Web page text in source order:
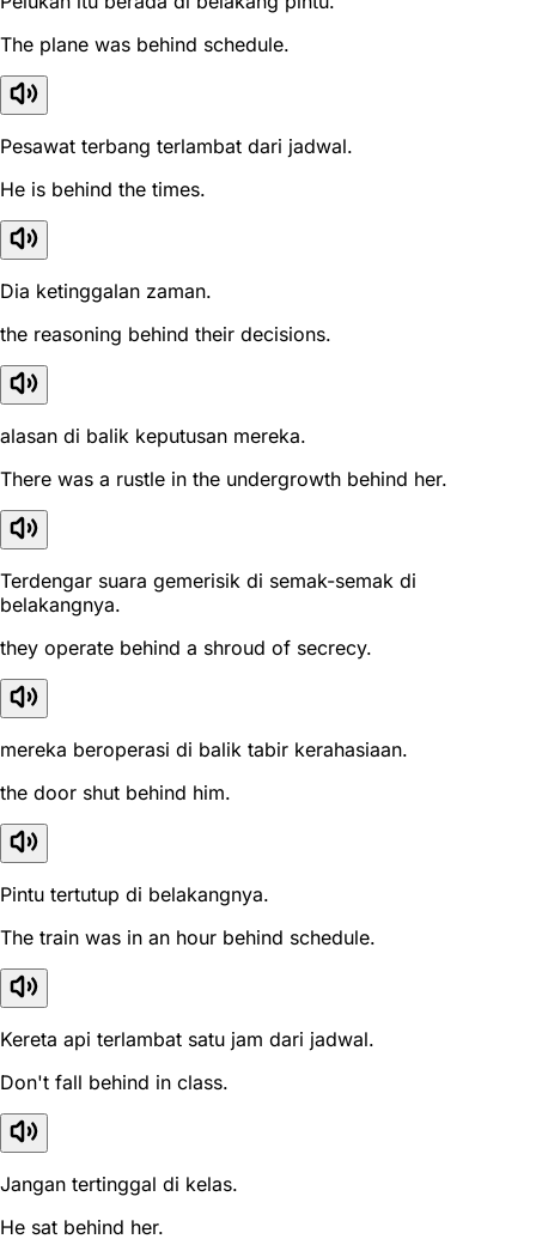
The plane was behind schedule.
Pesawat terbang terlambat dari jadwal.
He is behind the times.
Dia ketinggalan zaman.
the reasoning behind their decisions.
alasan di balik keputusan mereka.
There was a rustle in the undergrowth behind her.
Terdengar suara gemerisik di semak-semak di
belakangnya.
they operate behind a shroud of secrecy.
mereka beroperasi di balik tabir kerahasiaan.
the door shut behind him.
Pintu tertutup di belakangnya.
The train was in an hour behind schedule.
Kereta api terlambat satu jam dari jadwal.
Don't fall behind in class.
Jangan tertinggal di kelas.
He sat behind her.